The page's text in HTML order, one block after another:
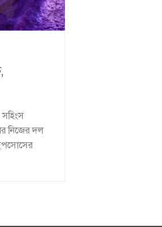
সহিংস
নিজের দল
ইপসোসের